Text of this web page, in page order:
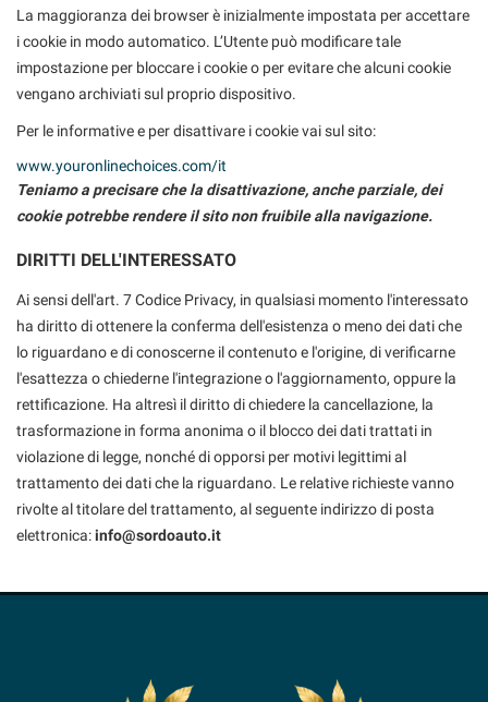
La maggioranza dei browser è inizialmente impostata per accettare
i cookie in modo automatico. L’Utente può modificare tale
impostazione per bloccare i cookie o per evitare che alcuni cookie
vengano archiviati sul proprio dispositivo.
Per le informative e per disattivare i cookie vai sul sito:
www.youronlinechoices.com/it
Teniamo a precisare che la disattivazione, anche parziale, dei
cookie potrebbe rendere il sito non fruibile alla navigazione.
DIRITTI DELL'INTERESSATO
Ai sensi dell'art. 7 Codice Privacy, in qualsiasi momento l'interessato
ha diritto di ottenere la conferma dell'esistenza o meno dei dati che
lo riguardano e di conoscerne il contenuto e l'origine, di verificarne
l'esattezza o chiederne l'integrazione o l'aggiornamento, oppure la
rettificazione. Ha altresì il diritto di chiedere la cancellazione, la
trasformazione in forma anonima o il blocco dei dati trattati in
violazione di legge, nonché di opporsi per motivi legittimi al
trattamento dei dati che la riguardano. Le relative richieste vanno
rivolte al titolare del trattamento, al seguente indirizzo di posta
elettronica:info@sordoauto.it